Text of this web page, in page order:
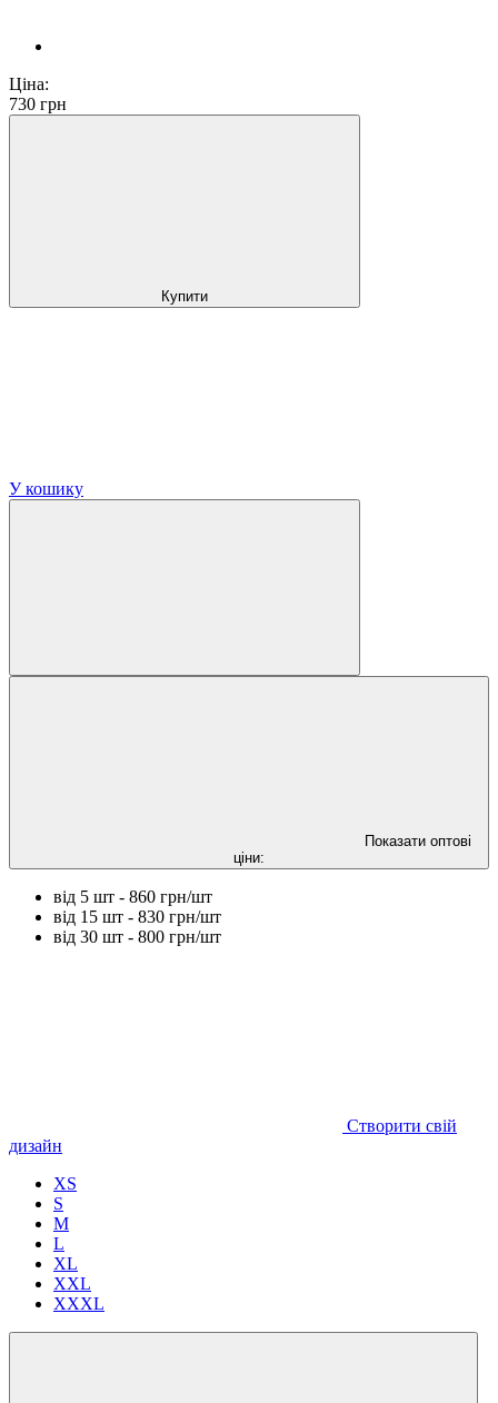
Ціна:
730 грн
Купити
У кошику
Показати оптові
ціни:
від 5 шт - 860 грн/шт
від 15 шт - 830 грн/шт
від 30 шт - 800 грн/шт
Створити свій
дизайн
XS
S
M
L
XL
XXL
XXXL